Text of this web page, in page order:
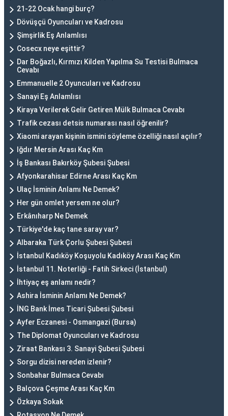
21-22 Ocak hangi burç?
Dövüşçü Oyuncuları ve Kadrosu
Şimşirlik Eş Anlamlısı
Cosecx neye eşittir?
Dar Boğazlı, Kırmızı Kilden Yapılma Su Testisi Bulmaca
Cevabı
Emmanuelle 2 Oyuncuları ve Kadrosu
Sanayi Eş Anlamlısı
Kiraya Verilerek Gelir Getiren Mülk Bulmaca Cevabı
Trafik cezası detsis numarası nasıl öğrenilir?
Xiaomi arayan kişinin ismini söyleme özelliği nasıl açılır?
Iğdır Mersin Arası Kaç Km
İş Bankası Bakırköy Şubesi Şubesi
Afyonkarahisar Edirne Arası Kaç Km
Ulaç İsminin Anlamı Ne Demek?
Her gün omlet yersem ne olur?
Erkânıharp Ne Demek
Türkiye'de kaç tane saray var?
Albaraka Türk Çorlu Şubesi Şubesi
İstanbul Kadıköy Koşuyolu Kadıköy Arası Kaç Km
İstanbul 11. Noterliği - Fatih Sirkeci (İstanbul)
İhtiyaç eş anlamı nedir?
Ashira İsminin Anlamı Ne Demek?
İNG Bank İmes Ticari Şubesi Şubesi
Ayfer Eczanesi - Osmangazi (Bursa)
The Diplomat Oyuncuları ve Kadrosu
Ziraat Bankası 3. Sanayi Şubesi Şubesi
Sorgu dizisi nereden izlenir?
Sonbahar Bulmaca Cevabı
Balçova Çeşme Arası Kaç Km
Özkaya Sokak